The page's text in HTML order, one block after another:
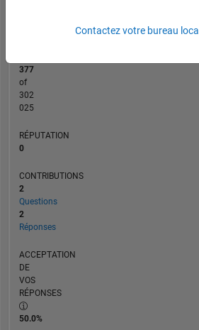
377
of
302
025
RÉPUTATION
0
CONTRIBUTIONS
2
Questions
2
Réponses
ACCEPTATION
DE
VOS
RÉPONSES
50.0%
Contactez votre bureau local